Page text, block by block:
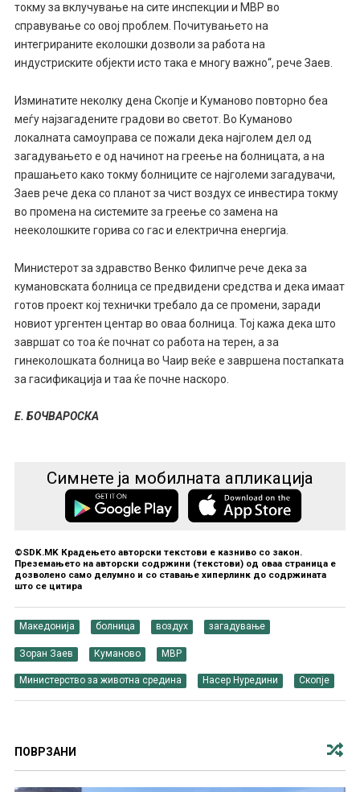
токму за вклучување на сите инспекции и МВР во
справување со овој проблем. Почитувањето на
интегрираните еколошки дозволи за работа на
индустриските објекти исто така е многу важно“, рече Заев.
Изминатите неколку дена Скопје и Куманово повторно беа
меѓу најзагадените градови во светот. Во Куманово
локалната самоуправа се пожали дека најголем дел од
загадувањето е од начинот на греење на болницата, а на
прашањето како токму болниците се најголеми загадувачи,
Заев рече дека со планот за чист воздух се инвестира токму
во промена на системите за греење со замена на
нееколошките горива со гас и електрична енергија.
Министерот за здравство Венко Филипче рече дека за
кумановската болница се предвидени средства и дека имаат
готов проект кој технички требало да се промени, заради
новиот ургентен центар во оваа болница. Тој кажа дека што
завршат со тоа ќе почнат со работа на терен, а за
гинеколошката болница во Чаир веќе е завршена постапката
за гасификација и таа ќе почне наскоро.
Е. БОЧВАРОСКА
Симнете ја мобилната апликација
©SDK.MK Крадењето авторски текстови е казниво со закон.
Преземањето на авторски содржини (текстови) од оваа страница е
дозволено само делумно и со ставање хиперлинк до содржината
што се цитира
Македонија болница воздух загадување
Зоран Заев Куманово МВР
Министерство за животна средина Насер Нуредини Скопје
ПОВРЗАНИ